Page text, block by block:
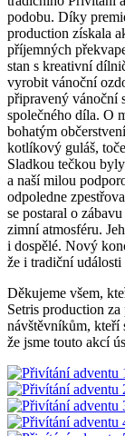
podobu. Díky
production získala
příjemných
stan s kreativní
vyrobit vánoční
připravený vánoční
společného díla. O
bohatým
kotlíkový guláš,
Sladkou tečkou
a naší milou
odpoledne
se postaral o
zimní atmosféru.
i dospělé. Nový
že i tradiční
Děkujeme všem,
Setris production
návštěvníkům, kteří
že jsme touto akcí